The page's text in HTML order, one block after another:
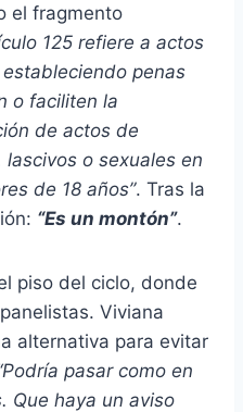
el fragmento
125 refiere a actos
penas
o faciliten la
de actos de
o sexuales en
de 18 años”. Tras la
“Es un montón”.
piso del ciclo, donde
Viviana
alternativa para evitar
pasar como en
Que haya un aviso